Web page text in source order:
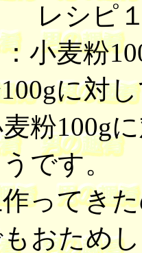
シピ１
麦粉
100gに
粉100g
です。
作ってき
もおため